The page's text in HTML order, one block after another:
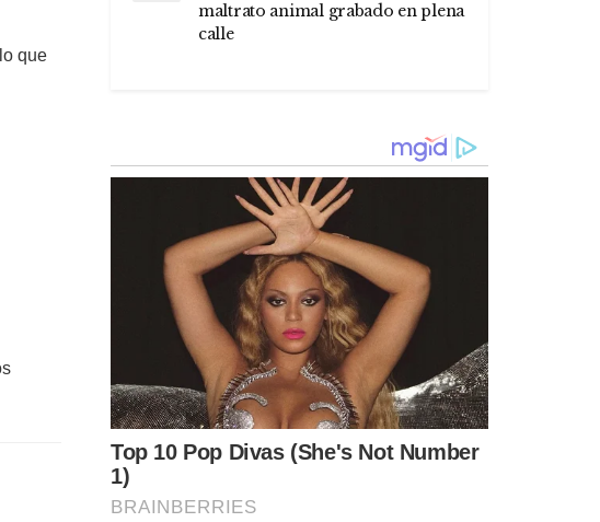
que
maltrato animal grabado en plena
calle